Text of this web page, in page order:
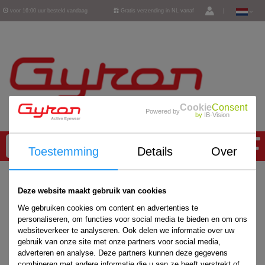
voor 16:00 uur besteld vandaag Gratis verzending in NL vanaf
Powered byCookieConsent
by IB-Vision
Toestemming Details Over
Deze website maakt gebruik van cookies
We gebruiken cookies om content en advertenties te
personaliseren, om functies voor social media te bieden en om ons
websiteverkeer te analyseren. Ook delen we informatie over uw
gebruik van onze site met onze partners voor social media,
adverteren en analyse. Deze partners kunnen deze gegevens